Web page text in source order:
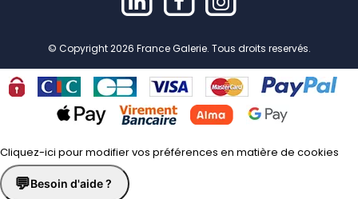
© Copyright 2026 France Galerie. Tous droits reservés.
Cliquez-ici pour modifier vos préférences en matière de cookies
💬Besoin d'aide ?